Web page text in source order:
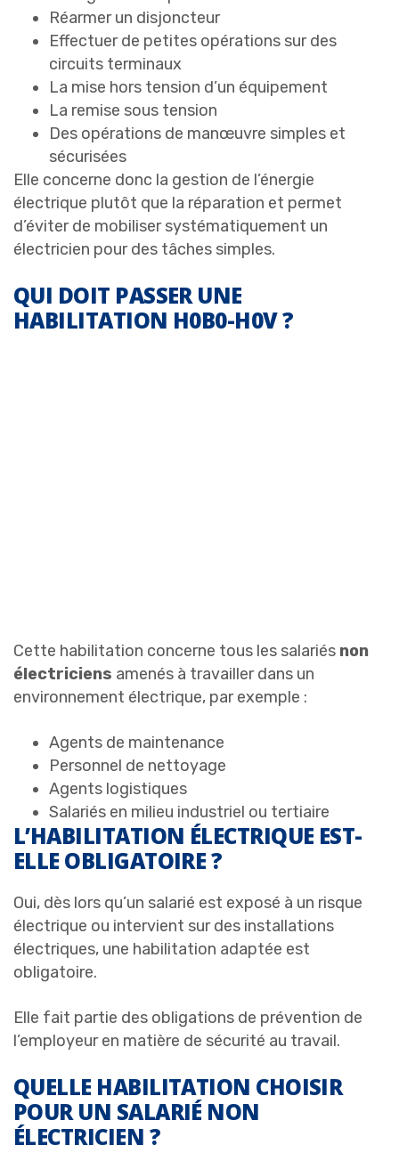
Réarmer un disjoncteur
Effectuer de petites opérations sur des
circuits terminaux
La mise hors tension d’un équipement
La remise sous tension
Des opérations de manœuvre simples et
sécurisées
Elle concerne donc la gestion de l’énergie
électrique plutôt que la réparation et permet
d’éviter de mobiliser systématiquement un
électricien pour des tâches simples.
QUI DOIT PASSER UNE
HABILITATION H0B0-H0V ?
Cette habilitation concerne tous les salariés non
électriciens amenés à travailler dans un
environnement électrique, par exemple :
Agents de maintenance
Personnel de nettoyage
Agents logistiques
Salariés en milieu industriel ou tertiaire
L’HABILITATION ÉLECTRIQUE EST-
ELLE OBLIGATOIRE ?
Oui, dès lors qu’un salarié est exposé à un risque
électrique ou intervient sur des installations
électriques, une habilitation adaptée est
obligatoire.
Elle fait partie des obligations de prévention de
l’employeur en matière de sécurité au travail.
QUELLE HABILITATION CHOISIR
POUR UN SALARIÉ NON
ÉLECTRICIEN ?